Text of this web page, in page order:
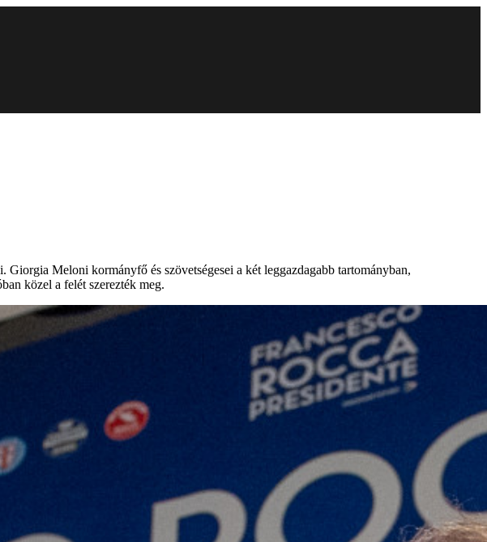
Meloni kormányfő és szövetségesei a két leggazdagabb tartományban,
közel a felét szerezték meg.